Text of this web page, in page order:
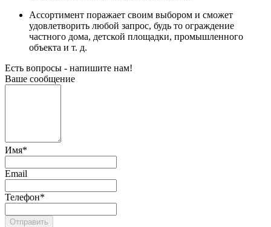
Ассортимент поражает своим выбором и сможет
удовлетворить любой запрос, будь то ограждение
частного дома, детской площадки, промышленного
объекта и т. д.
Есть вопросы - напишите нам!
Ваше сообщение
Имя*
Email
Телефон*
Отправить